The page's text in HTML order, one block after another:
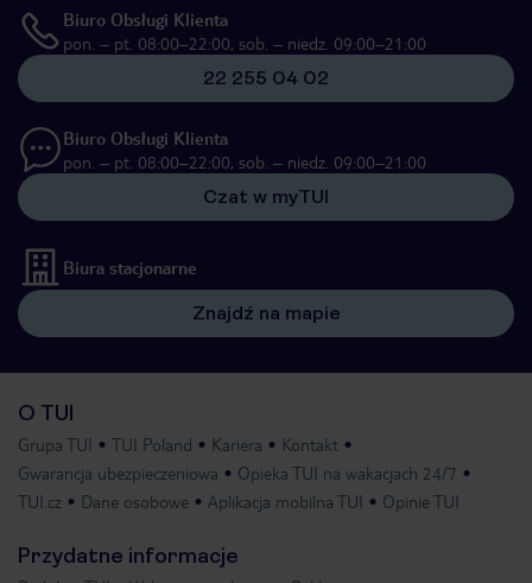
Biuro Obsługi Klienta
pon. – pt. 08:00–22:00, sob. – niedz. 09:00–21:00
22 255 04 02
Biuro Obsługi Klienta
pon. – pt. 08:00–22:00, sob. – niedz. 09:00–21:00
Czat w myTUI
Biura stacjonarne
Znajdź na mapie
O TUI
Grupa TUI TUI Poland Kariera
Kontakt
Gwarancja ubezpieczeniowa
Opieka TUI na wakacjach 24/7
TUI.cz
Dane osobowe Aplikacja mobilna TUI Opinie TUI
Przydatne informacje